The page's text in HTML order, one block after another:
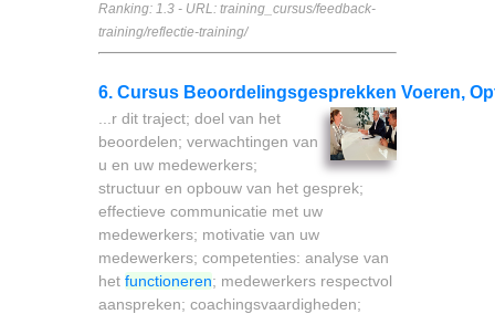
Ranking: 1.3 - URL: training_cursus/feedback-
training/reflectie-training/
6. Cursus Beoordelingsgesprekken Voeren,
...r dit traject; doel van het
beoordelen; verwachtingen van
u en uw medewerkers;
structuur en opbouw van het gesprek;
effectieve communicatie met uw
medewerkers; motivatie van uw
medewerkers; competenties: analyse van
het functioneren; medewerkers respectvol
aanspreken; coachingsvaardigheden;